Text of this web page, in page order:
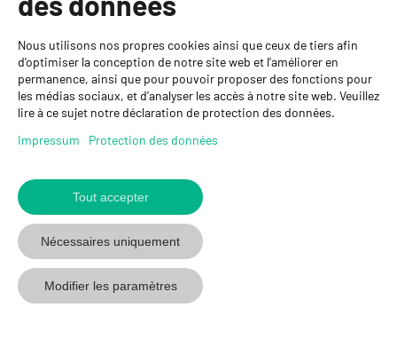
GYSO SA
Succursale Crissier
Chemin de Closalet 20
1023 Crissier
+41 21 637 70 90
www.gyso.ch
suivez
GYSO
sur
suivez
GYSO
Youtube
suivez
GYSO
sur
Linkedin
Nous utilisons nos propres cookies ainsi que ceux de tiers afin
d'optimiser la conception de notre site web et l'améliorer en
permanence, ainsi que pour pouvoir proposer des fonctions pour
les médias sociaux, et d'analyser les accès à notre site web. Veuillez
lire à ce sujet notre déclaration de protection des données.
Impressum
Protection des données
Tout accepter
Nécessaires uniquement
Modifier les paramètres